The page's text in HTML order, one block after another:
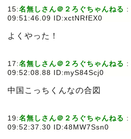
15:名無しさん＠２ろぐちゃんねる :
09:51:46.09 ID:xctNRfEX0
よくやった！
17:名無しさん＠２ろぐちゃんねる :
09:52:08.88 ID:myS84Scj0
中国こっちくんなの合図
19:名無しさん＠２ろぐちゃんねる :
09:52:37.30 ID:48MW7Ssn0